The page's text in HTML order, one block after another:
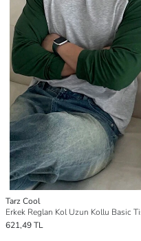
Tarz Cool
621,49 TL